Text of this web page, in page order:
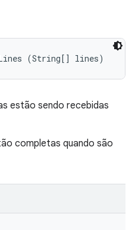
(String[] lines)
estão sendo recebidas
completas quando são